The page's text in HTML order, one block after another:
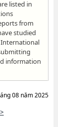
listed in
from
studied
International
information
08 năm 2025